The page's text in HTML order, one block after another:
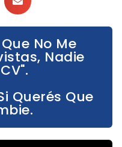
No Me
Nadie
Querés Que